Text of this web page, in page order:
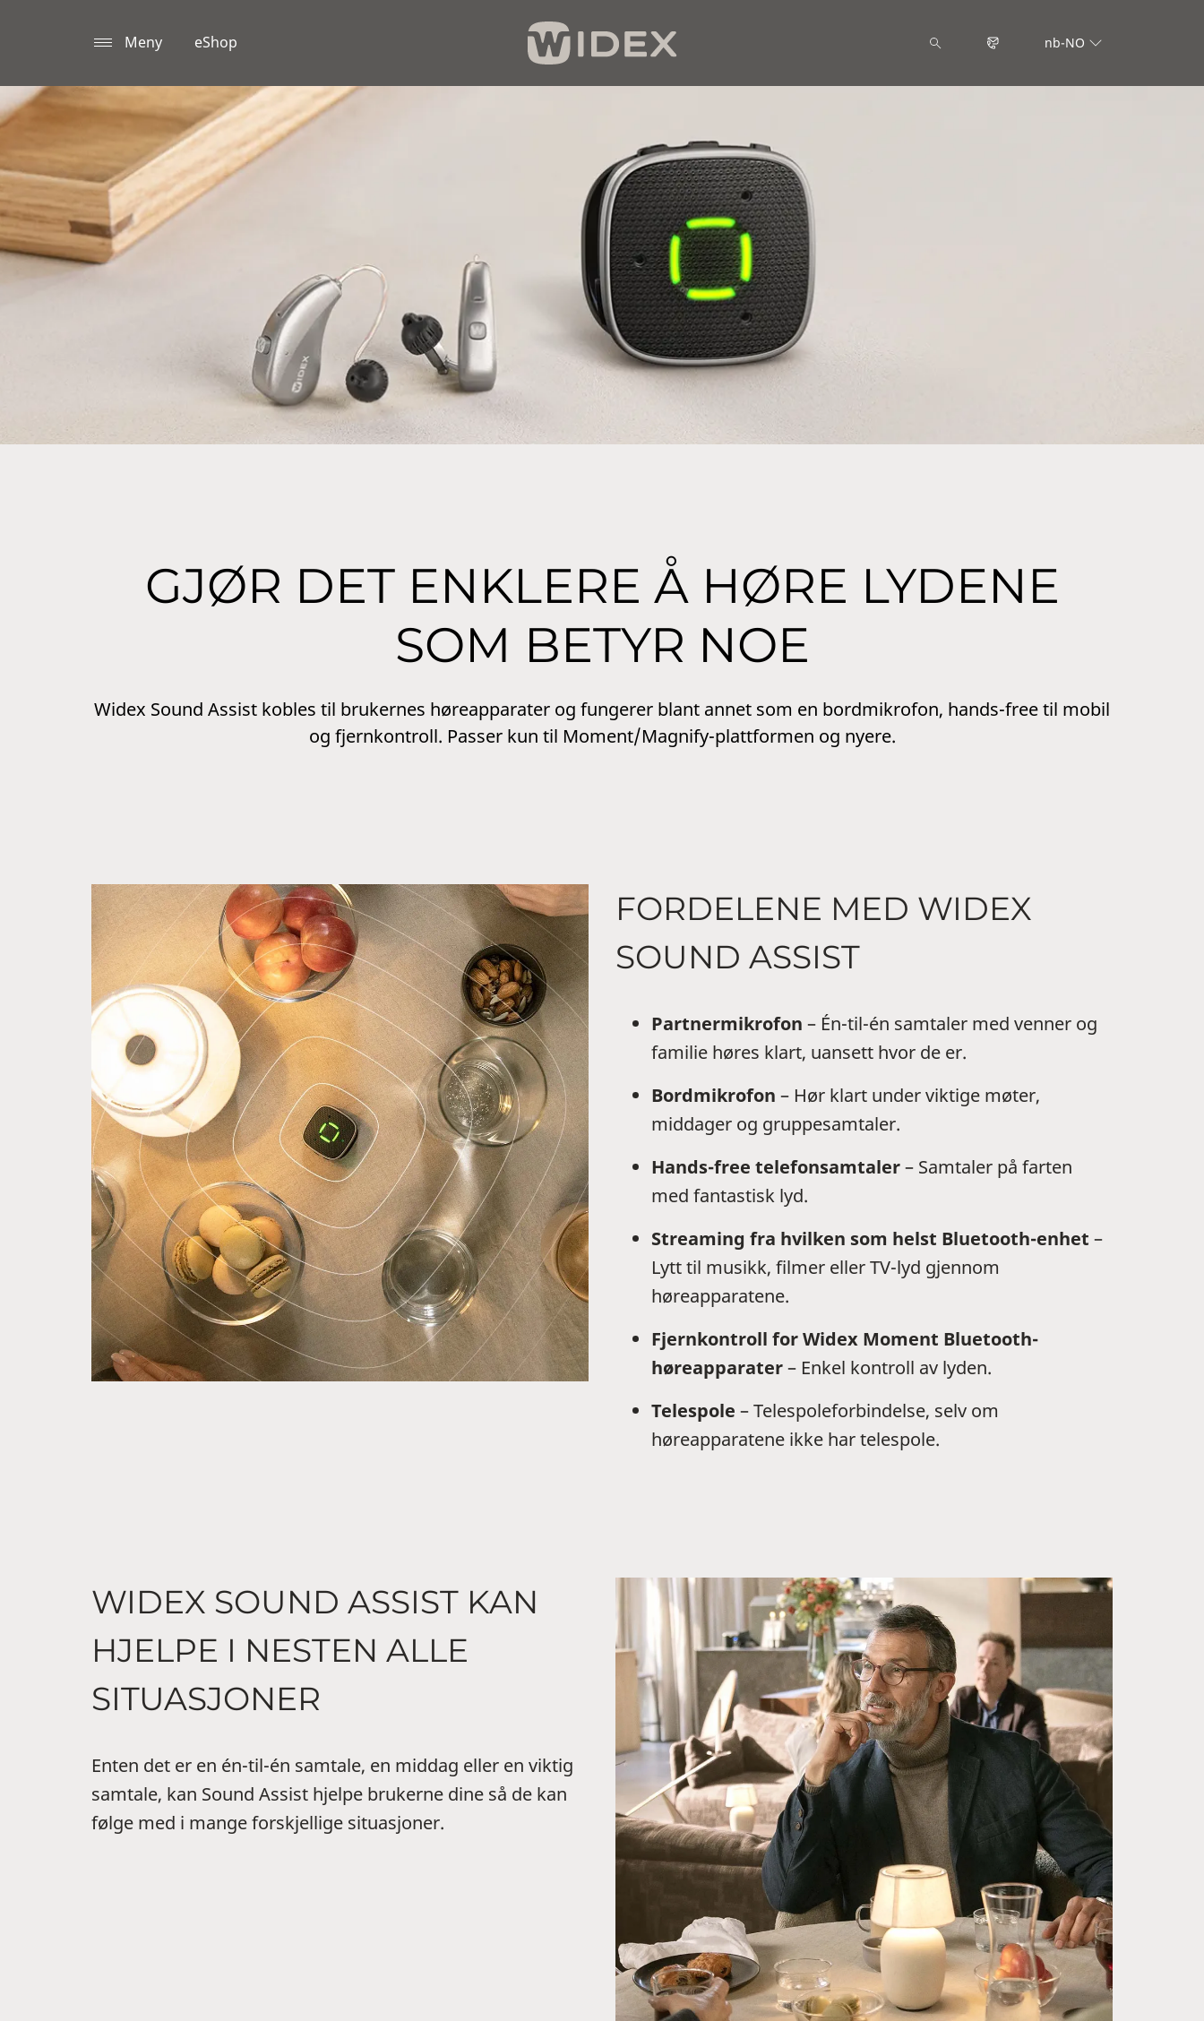
Meny eShop nb-NO
GJØR DET ENKLERE Å HØRE LYDENE
SOM BETYR NOE
Widex Sound Assist kobles til brukernes høreapparater og fungerer blant annet som en bordmikrofon, hands-free til mobil
og fjernkontroll. Passer kun til Moment/Magnify-plattformen og nyere.
FORDELENE MED WIDEX
SOUND ASSIST
Partnermikrofon – Én-til-én samtaler med venner og
familie høres klart, uansett hvor de er.
Bordmikrofon – Hør klart under viktige møter,
middager og gruppesamtaler.
Hands-free telefonsamtaler– Samtaler på farten
med fantastisk lyd.
Streaming fra hvilken som helst Bluetooth-enhet –
Lytt til musikk, filmer eller TV-lyd gjennom
høreapparatene.
Fjernkontroll for Widex Moment Bluetooth-
høreapparater– Enkel kontroll av lyden.
Telespole – Telespoleforbindelse, selv om
høreapparatene ikke har telespole.
WIDEX SOUND ASSIST KAN
HJELPE I NESTEN ALLE
SITUASJONER
Enten det er en én-til-én samtale, en middag eller en viktig
samtale, kan Sound Assist hjelpe brukerne dine så de kan
følge med i mange forskjellige situasjoner.